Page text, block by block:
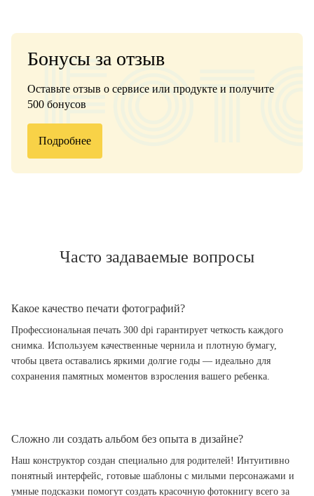
Бонусы за отзыв
Оставьте отзыв о сервисе или продукте и получите
500 бонусов
Подробнее
Часто задаваемые вопросы
Какое качество печати фотографий?
Профессиональная печать 300 dpi гарантирует четкость каждого
снимка. Используем качественные чернила и плотную бумагу,
чтобы цвета оставались яркими долгие годы — идеально для
сохранения памятных моментов взросления вашего ребенка.
Сложно ли создать альбом без опыта в дизайне?
Наш конструктор создан специально для родителей! Интуитивно
понятный интерфейс, готовые шаблоны с милыми персонажами и
умные подсказки помогут создать красочную фотокнигу всего за